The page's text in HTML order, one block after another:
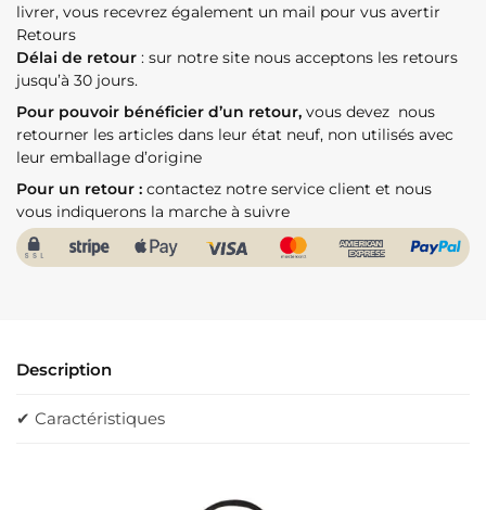
livrer, vous recevrez également un mail pour vus avertir
Retours
Délai de retour : sur notre site nous acceptons les retours
jusqu’à 30 jours.
Pour pouvoir bénéficier d’un retour, vous devez nous
retourner les articles dans leur état neuf, non utilisés avec
leur emballage d’origine
Pour un retour : contactez notre service client et nous
vous indiquerons la marche à suivre
Description
✔ Caractéristiques